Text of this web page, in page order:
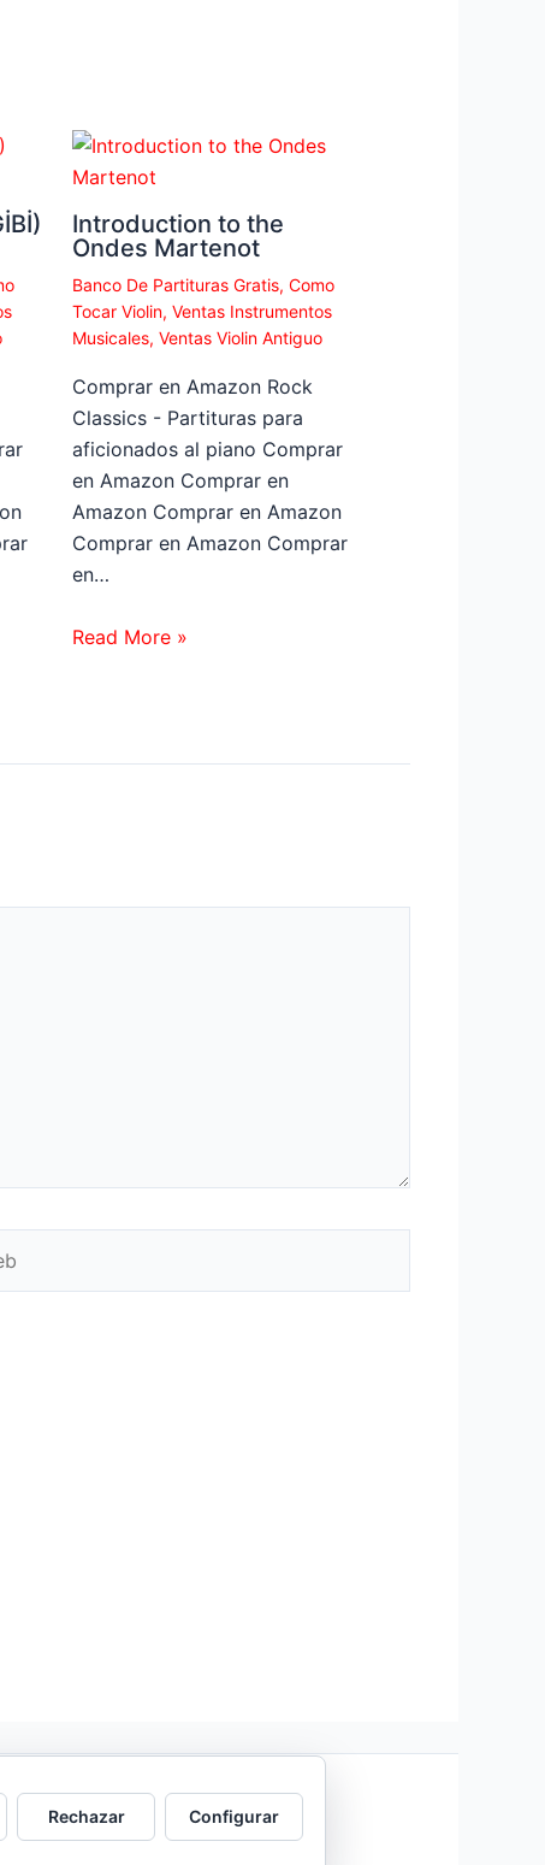
Introduction to the
Ondes Martenot
Banco De Partituras Gratis, Como
Tocar Violin, Ventas Instrumentos
Musicales, Ventas Violin Antiguo
Comprar en Amazon Rock
Classics - Partituras para
aficionados al piano Comprar
en Amazon Comprar en
Amazon Comprar en Amazon
Comprar en Amazon Comprar
en…
Read More »
Rechazar Configurar